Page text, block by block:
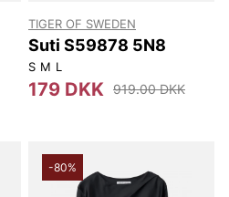
TIGER OF SWEDEN
Suti S59878 5N8
S M L
179 DKK 919.00 DKK
-80%